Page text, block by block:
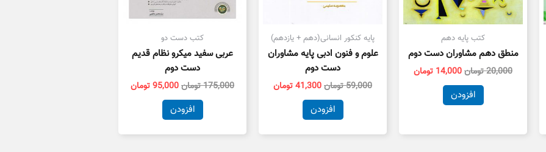
کتب پایه دهم
منطق دهم مشاوران دست دوم
20,000تومان14,000 تومان
افزودن
پایه کنکور انسانی(دهم + یازدهم)
علوم و فنون ادبی پایه مشاوران
دست دوم
59,000تومان41,300تومان
افزودن
کتب دست دو
عربی سفید میکرو نظام قدیم
دست دوم
175,000تومان95,000تومان
افزودن